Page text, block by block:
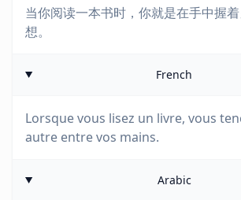
当你阅读一本书时，你就是在手中握
想。
French
Lorsque vous lisez un livre, vous
autre entre vos mains.
Arabic